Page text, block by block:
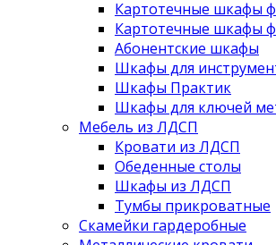
Картотечные шкафы
Картотечные шкафы
Абонентские шкафы
Шкафы для
Шкафы Практик
Шкафы для ключей
Мебель из ЛДСП
Кровати из ЛДСП
Обеденные столы
Шкафы из ЛДСП
Тумбы прикроватные
Скамейки гардеробные